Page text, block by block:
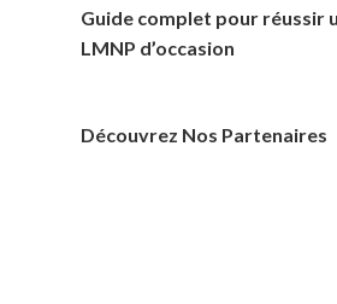
Guide complet pour réussir
LMNP d’occasion
Découvrez Nos Partenaires